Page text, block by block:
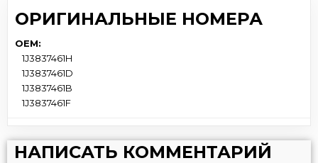
ОРИГИНАЛЬНЫЕ НОМЕРА
OEM:
1J3837461H
1J3837461D
1J3837461B
1J3837461F
НАПИСАТЬ КОММЕНТАРИЙ